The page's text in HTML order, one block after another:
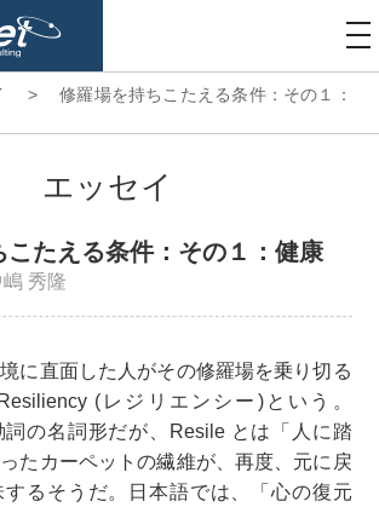
>
修羅場を持ちこたえる条件：その１：
エッセイ
こたえる条件：その１：健康
嶋 秀隆
に直面した人がその修羅場を乗り切る
(レジリエンシー)という。
詞の名詞形だが、Resile とは「人に踏
たカーペットの繊維が、再度、元に戻
するそうだ。日本語では、「心の復元